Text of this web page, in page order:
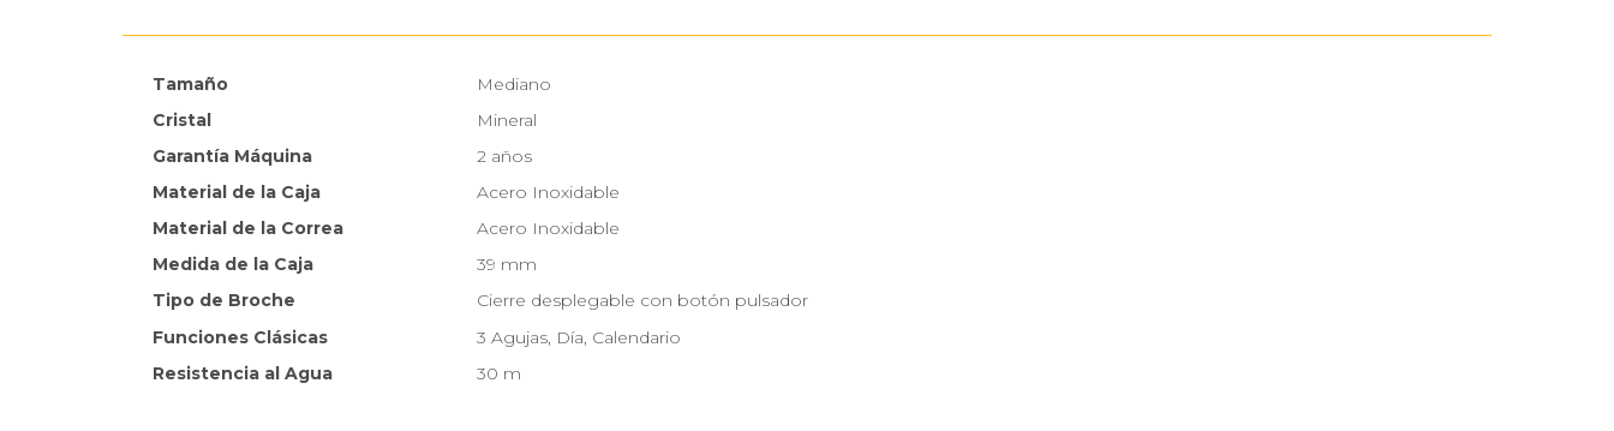
Tamaño
Mediano
Cristal
Mineral
Garantía Máquina
2 años
Material de la Caja
Acero Inoxidable
Material de la Correa
Acero Inoxidable
Medida de la Caja
39 mm
Tipo de Broche
Cierre desplegable con botón pulsador
Funciones Clásicas
3 Agujas, Día, Calendario
Resistencia al Agua
30 m